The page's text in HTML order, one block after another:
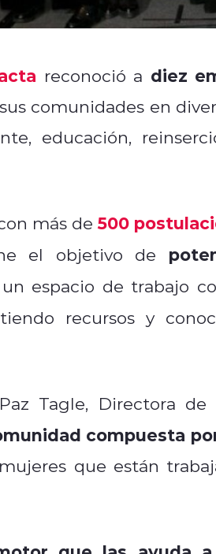
reconoció a diez
comunidades en
educación,
más de500
el objetivo de
espacio de trabajo
recursos y
Tagle, Directora de
compuesta
que están